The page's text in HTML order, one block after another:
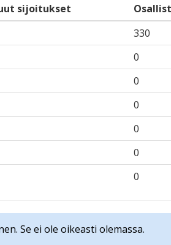
sijoitukset
330
0
0
0
0
0
0
Se ei ole oikeasti olemassa.